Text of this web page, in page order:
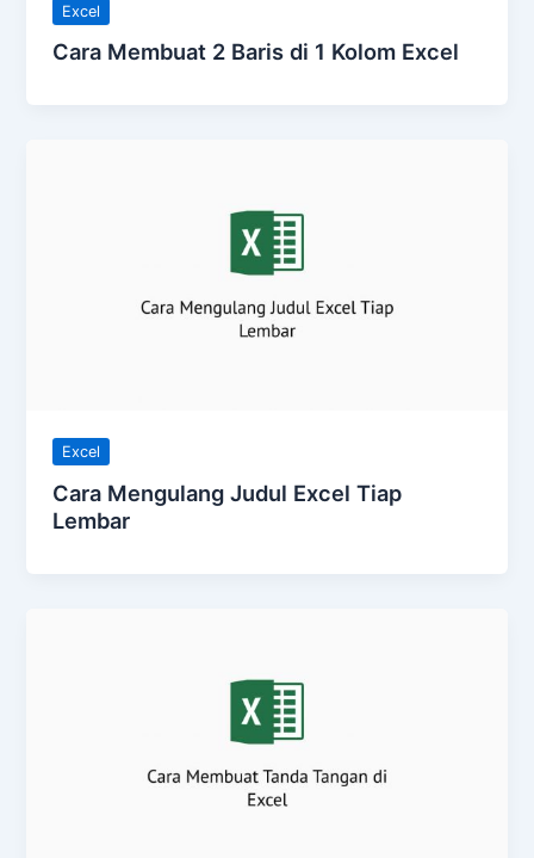
Excel
Cara Membuat 2 Baris di 1 Kolom Excel
Excel
Cara Mengulang Judul Excel Tiap
Lembar